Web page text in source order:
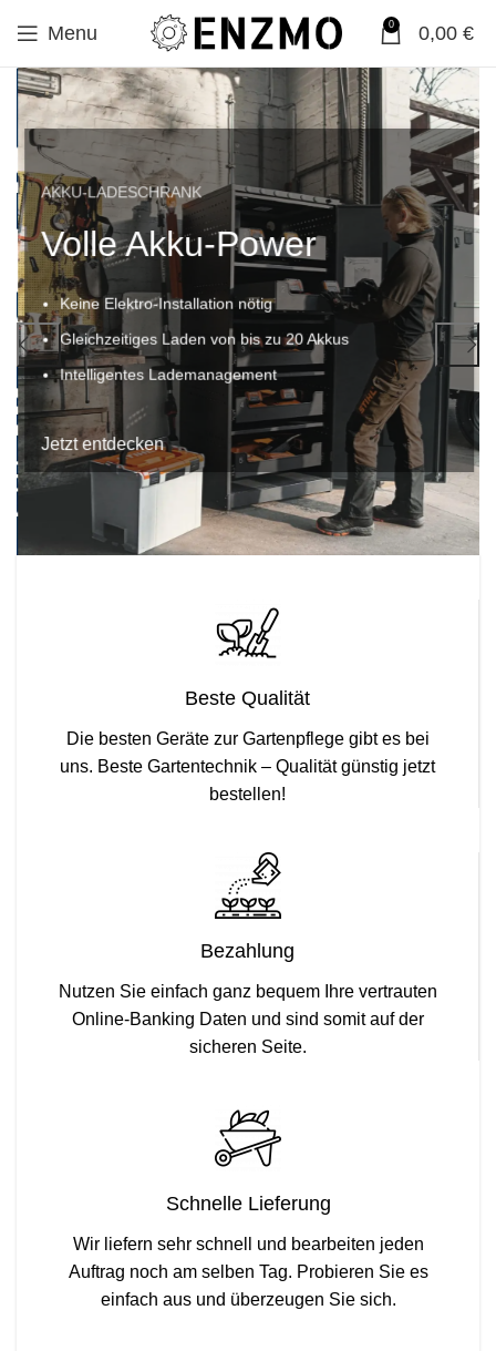
Menu 0 0,00 €
AKKU-LADESCHRANK
Volle Akku-Power
Keine Elektro-Installation nötig
Gleichzeitiges Laden von bis zu 20 Akkus
Intelligentes Lademanagement
Jetzt entdecken
Beste Qualität
Die besten Geräte zur Gartenpflege gibt es bei
uns. Beste Gartentechnik – Qualität günstig jetzt
bestellen!
Bezahlung
Nutzen Sie einfach ganz bequem Ihre vertrauten
Online-Banking Daten und sind somit auf der
sicheren Seite.
Schnelle Lieferung
Wir liefern sehr schnell und bearbeiten jeden
Auftrag noch am selben Tag. Probieren Sie es
einfach aus und überzeugen Sie sich.